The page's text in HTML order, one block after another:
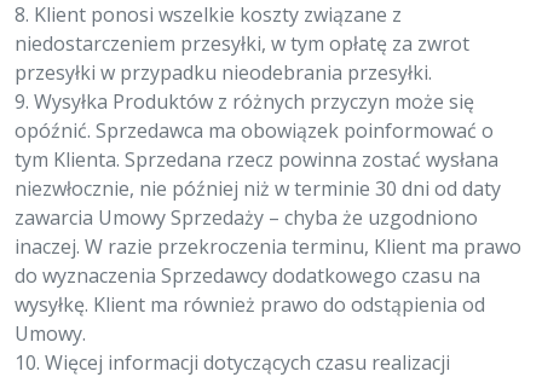
8. Klient ponosi wszelkie koszty związane z
niedostarczeniem przesyłki, w tym opłatę za zwrot
przesyłki w przypadku nieodebrania przesyłki.
9. Wysyłka Produktów z różnych przyczyn może się
opóźnić. Sprzedawca ma obowiązek poinformować o
tym Klienta. Sprzedana rzecz powinna zostać wysłana
niezwłocznie, nie później niż w terminie 30 dni od daty
zawarcia Umowy Sprzedaży – chyba że uzgodniono
inaczej. W razie przekroczenia terminu, Klient ma prawo
do wyznaczenia Sprzedawcy dodatkowego czasu na
wysyłkę. Klient ma również prawo do odstąpienia od
Umowy.
10. Więcej informacji dotyczących czasu realizacji